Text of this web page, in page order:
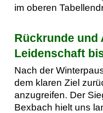
im oberen
Rückrunde und
Leidenschaft
Nach der
dem klaren Ziel
anzugreifen. Der
Bexbach hielt uns